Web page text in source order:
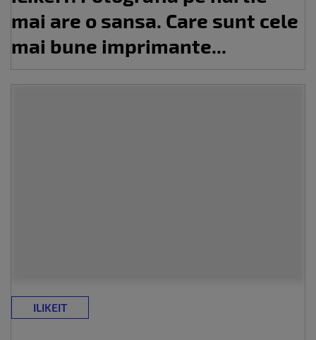
mai are o sansa. Care sunt cele
mai bune imprimante...
ILIKEIT